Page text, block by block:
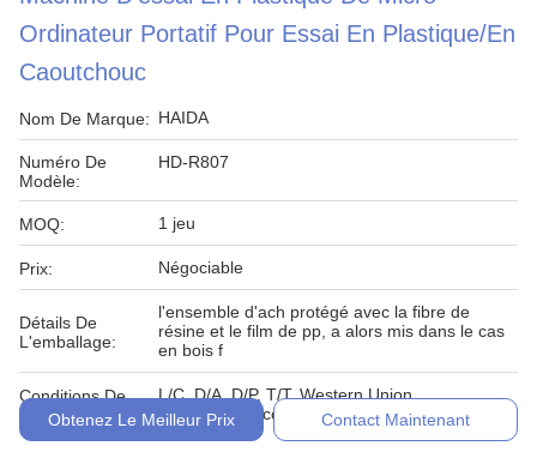
Ordinateur Portatif Pour Essai En Plastique/en
Caoutchouc
Nom De Marque: HAIDA
Numéro De
Modèle:
HD-R807
MOQ: 1 jeu
Prix: Négociable
Détails De
L'emballage:
l'ensemble d'ach protégé avec la fibre de
résine et le film de pp, a alors mis dans le cas
en bois f
Conditions De
Paiement:
L/C, D/A, D/P, T/T, Western Union,
MoneyGram, comptant, engagement
Obtenez Le Meilleur Prix Contact Maintenant